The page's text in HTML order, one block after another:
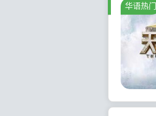
华语热门